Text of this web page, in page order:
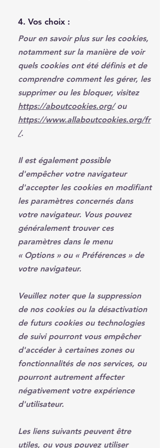
4. Vos choix :
Pour en savoir plus sur les cookies,
notamment sur la manière de voir
quels cookies ont été définis et de
comprendre comment les gérer, les
supprimer ou les bloquer, visitez
https://aboutcookies.org/ou
https://www.allaboutcookies.org/fr
/.
Il est également possible
d'empêcher votre navigateur
d'accepter les cookies en modifiant
les paramètres concernés dans
votre navigateur. Vous pouvez
généralement trouver ces
paramètres dans le menu
« Options »ou « Préférences »de
votre navigateur.
Veuillez noter que la suppression
de nos cookies ou la désactivation
de futurs cookies ou technologies
de suivi pourront vous empêcher
d'accéder à certaines zones ou
fonctionnalités de nos services, ou
pourront autrement affecter
négativement votre expérience
d'utilisateur.
Les liens suivants peuvent être
utiles, ou vous pouvez utiliser